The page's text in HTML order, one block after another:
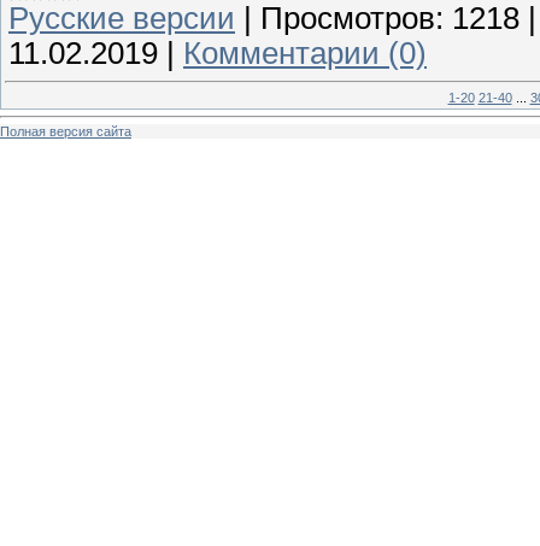
Русские версии
Просмотров: 1218
11.02.2019
Комментарии (0)
1-20 21-40
Полная версия сайта